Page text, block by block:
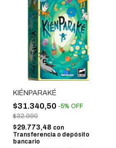
KIÉNPARAKÉ
$31.340,50 -5% OFF
$32.990
$29.773,48 con
Transferencia o depósito
bancario